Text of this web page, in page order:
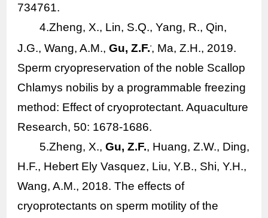
734761.
4.Zheng, X., Lin, S.Q., Yang, R., Qin,
J.G., Wang, A.M., Gu, Z.F.*, Ma, Z.H., 2019.
Sperm cryopreservation of the noble Scallop
Chlamys nobilis by a programmable freezing
method: Effect of cryoprotectant. Aquaculture
Research, 50: 1678-1686.
5.Zheng, X., Gu, Z.F., Huang, Z.W., Ding,
H.F., Hebert Ely Vasquez, Liu, Y.B., Shi, Y.H.,
Wang, A.M., 2018. The effects of
cryoprotectants on sperm motility of the